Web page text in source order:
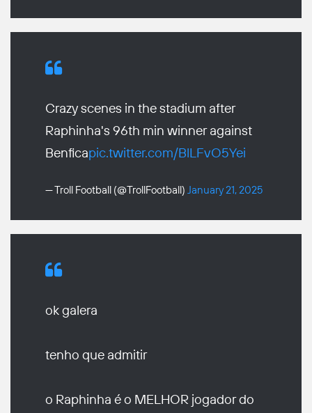
Crazy scenes in the stadium after
Raphinha's 96th min winner against
Benficapic.twitter.com/BlLFvO5Yei
— Troll Football (@TrollFootball) January 21, 2025
ok galera
tenho que admitir
o Raphinha é o MELHOR jogador do